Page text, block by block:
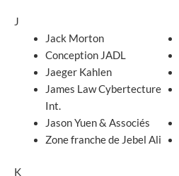
J
Jack Morton
Conception JADL
Jaeger Kahlen
James Law Cybertecture
Int.
Jason Yuen & Associés
Zone franche de Jebel Ali
K